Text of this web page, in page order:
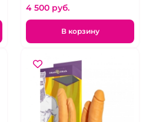
4 500 pуб.
В корзину